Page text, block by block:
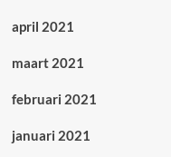
april 2021
maart 2021
februari 2021
januari 2021